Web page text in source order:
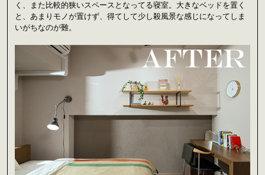
く、また比較的狭いスペースとなってる寝室。大きなベッドを置く
と、あまりモノが置けず、得てして少し殺風景な感じになってしま
いがちなのが難。